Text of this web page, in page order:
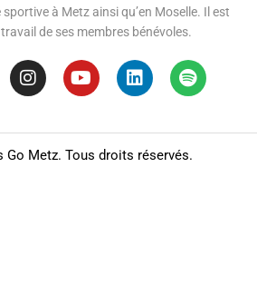
à Metz ainsi qu’en Moselle. Il est
de ses membres bénévoles.
Go Metz. Tous droits réservés.